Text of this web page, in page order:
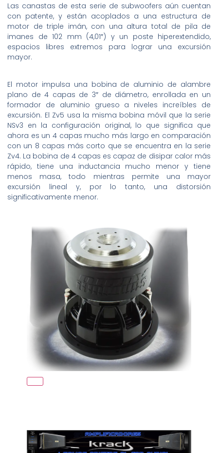
Las canastas de esta serie de subwoofers aún cuentan
con patente, y están acoplados a una estructura de
motor de triple imán, con una altura total de pila de
imanes de 102 mm (4,01″) y un poste hiperextendido,
espacios libres extremos para lograr una excursión
mayor.
El motor impulsa una bobina de aluminio de alambre
plano de 4 capas de 3″ de diámetro, enrollada en un
formador de aluminio grueso a niveles increíbles de
excursión. El Zv5 usa la misma bobina móvil que la serie
NSv3 en la configuración original, lo que significa que
ahora es un 4 capas mucho más largo en comparación
con un 8 capas más corto que se encuentra en la serie
Zv4. La bobina de 4 capas es capaz de disipar calor más
rápido, tiene una inductancia mucho menor y tiene
menos masa, todo mientras permite una mayor
excursión lineal y, por lo tanto, una distorsión
significativamente menor.